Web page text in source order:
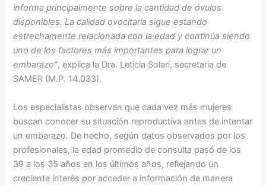
informa principalmente sobre la cantidad de óvulos
disponibles. La calidad ovocitaria sigue estando
estrechamente relacionada con la edad y continúa siendo
uno de los factores más importantes para lograr un
embarazo”, explica la Dra. Leticia Solari, secretaria de
SAMER (M.P. 14.033).
Los especialistas observan que cada vez más mujeres
buscan conocer su situación reproductiva antes de intentar
un embarazo. De hecho, según datos observados por los
profesionales, la edad promedio de consulta pasó de los
39 a los 35 años en los últimos años, reflejando un
creciente interés por acceder a información de manera